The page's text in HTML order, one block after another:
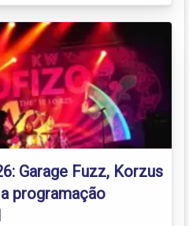
Garage Fuzz, Korzus
programação